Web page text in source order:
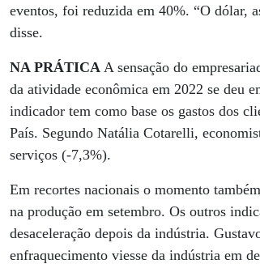
eventos, foi reduzida em 40%. “O dólar,
disse.
NA PRÁTICA A sensação do
da atividade econômica em 2022 se deu
indicador tem como base os gastos dos
País. Segundo Natália Cotarelli,
serviços (-7,3%).
Em recortes nacionais o momento
na produção em setembro. Os outros
desaceleração depois da indústria.
enfraquecimento viesse da indústria em